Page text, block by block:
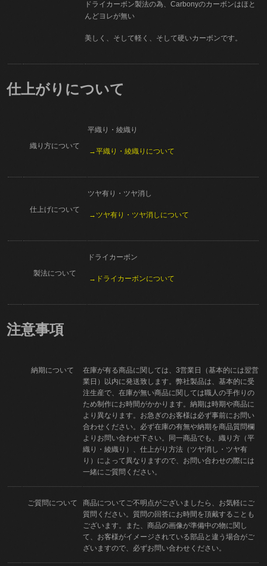
ドライカーボン製法の為、Carbonyのカーボンはほと
んどヨレが無い
美しく、そして軽く、そして硬いカーボンです。
仕上がりについて
織り方について
平織り・綾織り
→平織り・綾織りについて
仕上げについて
ツヤ有り・ツヤ消し
→ツヤ有り・ツヤ消しについて
製法について
ドライカーボン
→ドライカーボンについて
注意事項
納期について
在庫が有る商品に関しては、3営業日（基本的には翌営
業日）以内に発送致します。弊社製品は、基本的に受
注生産で、在庫が無い商品に関しては職人の手作りの
ため制作にお時間がかかります。納期は時期や商品に
より異なります。お急ぎのお客様は必ず事前にお問い
合わせください。必ず在庫の有無や納期を商品質問欄
よりお問い合わせ下さい。同一商品でも、織り方（平
織り・綾織り）、仕上がり方法（ツヤ消し・ツヤ有
り）によって異なりますので、お問い合わせの際には
一緒にご質問ください。
ご質問について
商品についてご不明点がございましたら、お気軽にご
質問ください。質問の回答にお時間を頂戴することも
ございます。また、商品の画像が準備中の物に関し
て、お客様がイメージされている部品と違う場合がご
ざいますので、必ずお問い合わせください。